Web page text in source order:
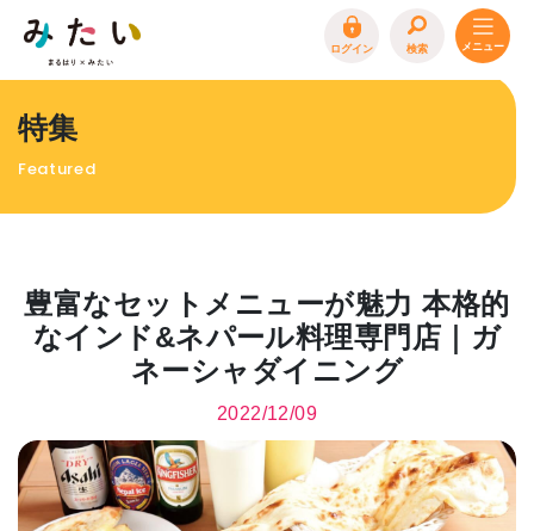
ログイン 検索
特集
エリア特集
まるはり×みたい お問合わせ イベント情報募集
プライバシーポリシー
FAQ
特集
Featured
豊富なセットメニューが魅力 本格的
なインド&ネパール料理専門店｜ガ
ネーシャダイニング
2022/12/09